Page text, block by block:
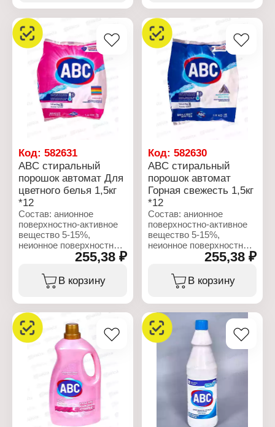
Название: "Sultan"
Объем: 2 л
Характеристики:
Бренд: ABC
Тип товара: Средство
для стирки
Назначение: для
цветного белья
Действие: защита цвета
Тип стирки: автомат
Форма выпуска: порошок
Вес: 3 кг
Код: 582631
ABC стиральный
порошок автомат Для
цветного белья 1,5кг
*12
Состав: анионное
поверхностно-активное
вещество 5-15%,
неионное поверхностно-
активное вещество,
поликарбоксилат, мыло,
оптический
отбеливатель, фермент,
Характеристики:
Бренд: ABC
Тип товара: Средство
для стирки
Назначение: для
цветного белья
Действие: защита цвета
Тип стирки: автомат
Форма выпуска: порошок
Вес: 1,5 кг
255,38 ₽
В корзину
Код:582630
ABC стиральный
порошок автомат
Горная свежесть 1,5кг
*12
Состав: анионное
поверхностно-активное
вещество 5-15%,
неионное поверхностно-
активное вещество,
фосфонат, кислородный
отбеливатель, мыло,
(энзим), отдушка.
Характеристики:
Бренд: ABC
Тип товара: Средство
Название: "Mountain
Freshness"
Назначение: глубокая
Тип стирки: автомат
255,38 ₽
В корзину